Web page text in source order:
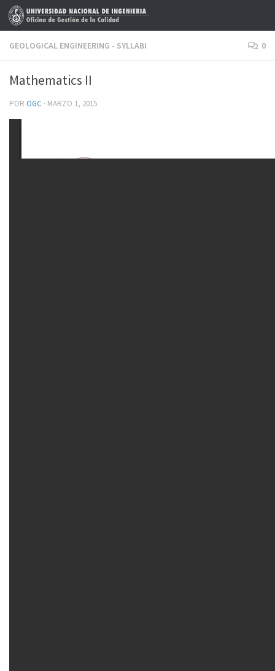
Saltar al contenido
GEOLOGICAL ENGINEERING - SYLLABI 0
Mathematics II
POR OGC · MARZO 1, 2015